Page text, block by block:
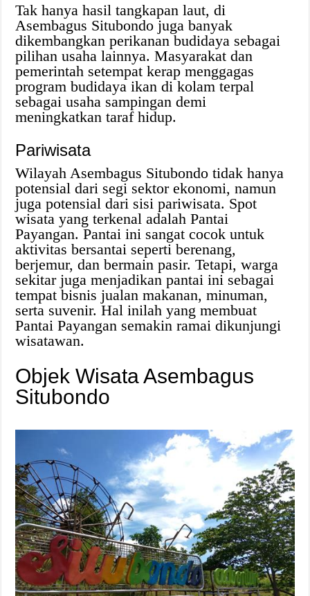
Tak hanya hasil tangkapan laut, di
Asembagus Situbondo juga banyak
dikembangkan perikanan budidaya sebagai
pilihan usaha lainnya. Masyarakat dan
pemerintah setempat kerap menggagas
program budidaya ikan di kolam terpal
sebagai usaha sampingan demi
meningkatkan taraf hidup.
Pariwisata
Wilayah Asembagus Situbondo tidak hanya
potensial dari segi sektor ekonomi, namun
juga potensial dari sisi pariwisata. Spot
wisata yang terkenal adalah Pantai
Payangan. Pantai ini sangat cocok untuk
aktivitas bersantai seperti berenang,
berjemur, dan bermain pasir. Tetapi, warga
sekitar juga menjadikan pantai ini sebagai
tempat bisnis jualan makanan, minuman,
serta suvenir. Hal inilah yang membuat
Pantai Payangan semakin ramai dikunjungi
wisatawan.
Objek Wisata Asembagus
Situbondo